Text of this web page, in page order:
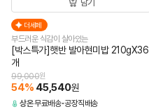
담기
더세페
부드러운 식감이 살아있는
[박스특가]햇반 발아현미밥 210gX36
개
99,000원
54% 45,540원
상온무료배송 공장직배송